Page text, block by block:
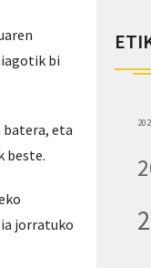
bi
batera, eta
beste.
jorratuko